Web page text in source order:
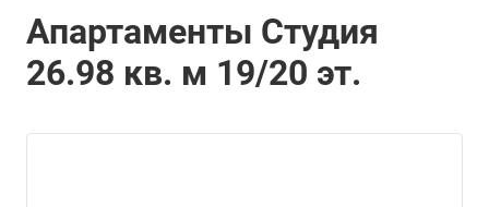
Апартаменты Студия
26.98 кв. м 19/20 эт.